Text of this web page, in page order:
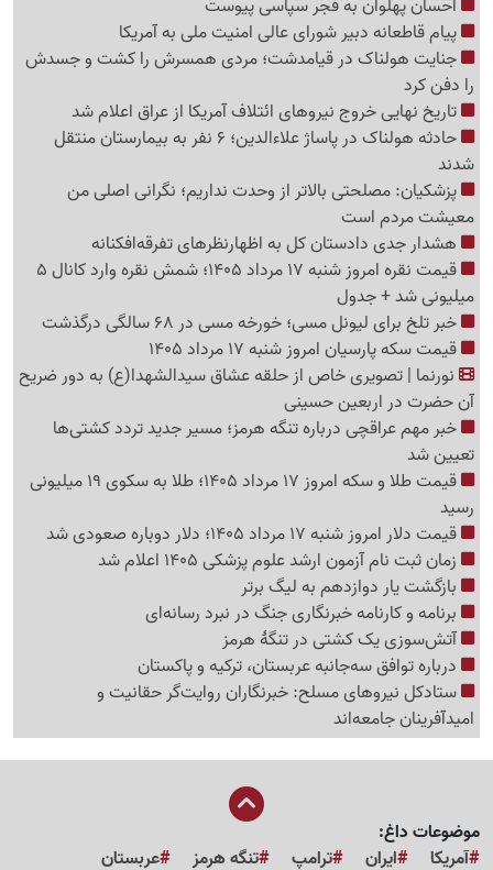
احسان پهلوان به فجر سپاسی پیوست
پیام قاطعانه دبیر شورای عالی امنیت ملی به آمریکا
جنایت هولناک در قیامدشت؛ مردی همسرش را کشت و جسدش
را دفن کرد
تاریخ نهایی خروج نیروهای ائتلاف آمریکا از عراق اعلام شد
حادثه هولناک در پاساژ علاءالدین؛ 6 نفر به بیمارستان منتقل
شدند
پزشکیان: مصلحتی بالاتر از وحدت نداریم؛ نگرانی اصلی من
معیشت مردم است
هشدار جدی دادستان کل به اظهارنظرهای تفرقه‌افکنانه
قیمت نقره امروز شنبه 17 مرداد 1405؛ شمش نقره وارد کانال 5
میلیونی شد + جدول
خبر تلخ برای لیونل مسی؛ خورخه مسی در 68 سالگی درگذشت
قیمت سکه پارسیان امروز شنبه 17 مرداد 1405
نورنما | تصویری خاص از حلقه عشاق سیدالشهدا(ع) به دور ضریح
آن حضرت در اربعین حسینی
خبر مهم عراقچی درباره تنگه هرمز؛ مسیر جدید تردد کشتی‌ها
تعیین شد
قیمت طلا و سکه امروز 17 مرداد 1405؛ طلا به سکوی 19 میلیونی
رسید
قیمت دلار امروز شنبه 17 مرداد 1405؛ دلار دوباره صعودی شد
زمان ثبت نام آزمون ارشد علوم پزشکی 1405 اعلام شد
بازگشت یار دوازدهم به لیگ برتر
برنامه و کارنامه خبرنگاری جنگ در نبرد رسانه‌ای
آتش‌سوزی یک کشتی در تنگهٔ هرمز
درباره توافق سه‌جانبه عربستان، ترکیه و پاکستان
ستادکل نیروهای مسلح: خبرنگاران روایت‌گر حقانیت و
امیدآفرینان جامعه‌اند
موضوعات داغ:
آمریکا
ایران ترامپ تنگه هرمز عربستان